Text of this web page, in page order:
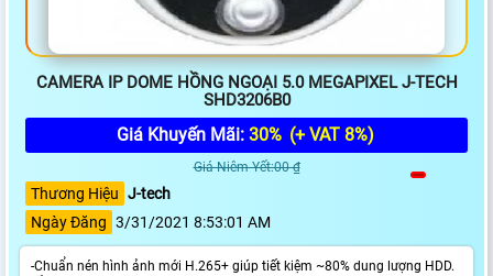
CAMERA IP DOME HỒNG NGOẠI 5.0 MEGAPIXEL J-TECH
SHD3206B0
Giá Khuyến Mãi: 30% (+ VAT 8%)
Giá Niêm Yết:00 ₫
Thương Hiệu J-tech
Ngày Đăng 3/31/2021 8:53:01 AM
-Chuẩn nén hình ảnh mới H.265+ giúp tiết kiệm ~80% dung lượng HDD.